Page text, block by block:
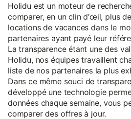
Holidu est un moteur de
comparer, en un clin d’œil, plus
locations de vacances dans le
partenaires ayant payé leur
La transparence étant une des
Holidu, nos équipes travaillent
liste de nos partenaires la plus
Dans ce même souci de
développé une technologie
données chaque semaine, vous
comparer des offres à jour.